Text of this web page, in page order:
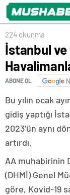
224 okunma
İstanbul ve
ABONE OL
Bu yılın ocak
gidiş yaptığı
2023’ün aynı
artırdı.
AA muhabirinin
(DHMİ) Genel
göre, Kovid-19